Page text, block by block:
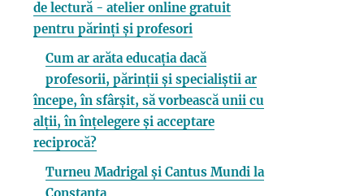
de lectură - atelier online gratuit
pentru părinți și profesori
Cum ar arăta educația dacă
profesorii, părinții și specialiștii ar
începe, în sfârșit, să vorbească unii cu
alții, în înțelegere și acceptare
reciprocă?
Turneu Madrigal și Cantus Mundi la